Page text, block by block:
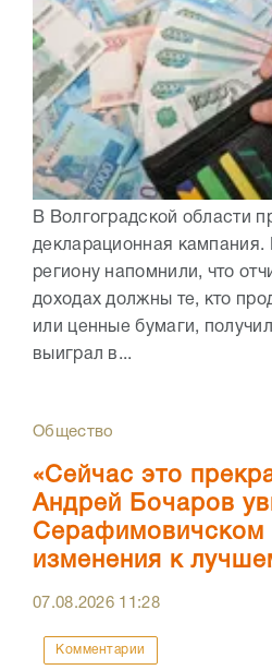
В Волгоградской области
декларационная
региону напомнили, что
доходах должны те, кто
или ценные бумаги,
выиграл в...
Общество
«Сейчас это
Андрей Бочаров
Серафимовичском
изменения к
07.08.2026 11:28
Комментарии